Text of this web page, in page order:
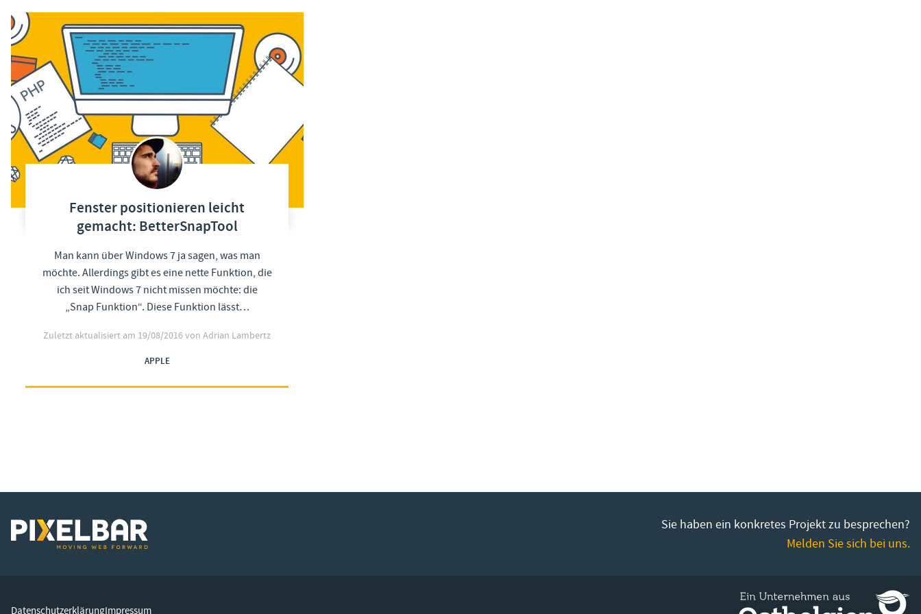
Fenster positionieren leicht
gemacht: BetterSnapTool
Man kann über Windows 7 ja sagen, was man
möchte. Allerdings gibt es eine nette Funktion, die
ich seit Windows 7 nicht missen möchte: die
„Snap Funktion“. Diese Funktion lässt…
Zuletzt aktualisiert am 19/08/2016von Adrian Lambertz
APPLE
Sie haben ein konkretes Projekt zu besprechen?
Melden Sie sich bei uns.
DatenschutzerklärungImpressum